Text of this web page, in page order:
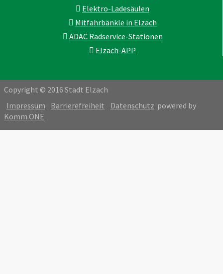
Elektro-Ladesäulen
Mitfahrbänkle in Elzach
ADAC Radservice-Stationen
Elzach-APP
Copyright © 2016 Stadt Elzach
Impressum
Barrierefreiheit Datenschutz powered by
Komm.ONE